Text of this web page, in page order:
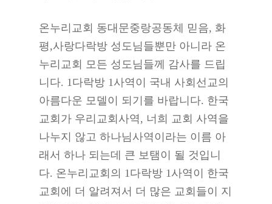
온누리교회 동대문중랑공동체 믿음, 화
평,사랑다락방 성도님들뿐만 아니라 온
누리교회 모든 성도님들께 감사를 드립
니다. 1다락방 1사역이 국내 사회선교의
아름다운 모델이 되기를 바랍니다. 한국
교회가 우리교회사역, 너희 교회 사역을
나누지 않고 하나님사역이라는 이름 아
래서 하나 되는데 큰 보탬이 될 것입니
다. 온누리교회의 1다락방 1사역이 한국
교회에 더 알려져서 더 많은 교회들이 지